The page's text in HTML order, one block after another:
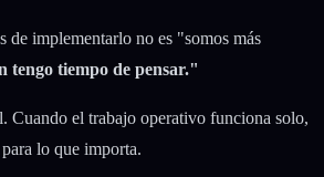
de implementarlo no es "somos más
tengo tiempo de pensar."
Cuando el trabajo operativo funciona solo,
lo que importa.